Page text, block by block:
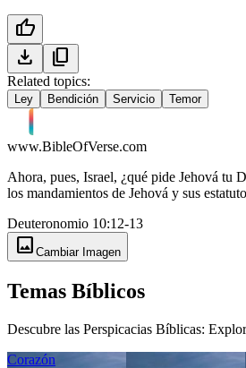
thumb_up
download
content_copy
Related topics:
Ley Bendición Servicio Temor
www.BibleOfVerse.com
Ahora, pues, Israel, ¿qué pide Jehová tu
los mandamientos de Jehová y sus
Deuteronomio 10:12-13
image Cambiar Imagen
Temas Bíblicos
Descubre las Perspicacias Bíblicas:
Corazón